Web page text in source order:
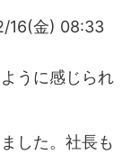
16(金) 08:33
うに感じられ
した。社長も